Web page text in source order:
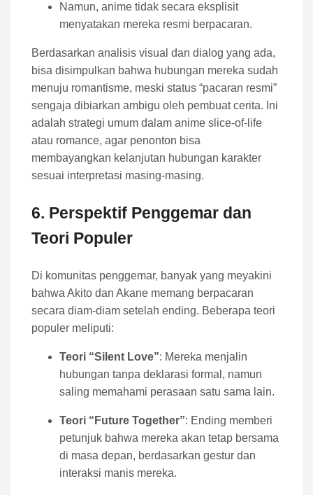
Namun, anime tidak secara eksplisit
menyatakan mereka resmi berpacaran.
Berdasarkan analisis visual dan dialog yang ada,
bisa disimpulkan bahwa hubungan mereka sudah
menuju romantisme, meski status “pacaran resmi”
sengaja dibiarkan ambigu oleh pembuat cerita. Ini
adalah strategi umum dalam anime slice-of-life
atau romance, agar penonton bisa
membayangkan kelanjutan hubungan karakter
sesuai interpretasi masing-masing.
6. Perspektif Penggemar dan
Teori Populer
Di komunitas penggemar, banyak yang meyakini
bahwa Akito dan Akane memang berpacaran
secara diam-diam setelah ending. Beberapa teori
populer meliputi:
Teori “Silent Love”: Mereka menjalin
hubungan tanpa deklarasi formal, namun
saling memahami perasaan satu sama lain.
Teori “Future Together”: Ending memberi
petunjuk bahwa mereka akan tetap bersama
di masa depan, berdasarkan gestur dan
interaksi manis mereka.